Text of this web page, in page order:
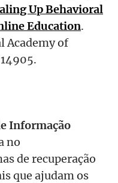
Up Behavioral
Education.
Academy of
Informação
no
de recuperação
que ajudam os